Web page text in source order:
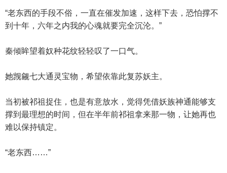
“老东西的手段不俗，一直在催发加速，这样下去，恐怕撑不
到十年，六年之内我的心魂就要完全沉沦。”
秦倾眸望着奴种花纹轻轻叹了一口气。
她觊觎七大通灵宝物，希望依靠此复苏妖主。
当初被祁祖捉住，也是有意放水，觉得凭借妖族神通能够支
撑到最理想的时间，但在半年前祁祖拿来那一物，让她再也
难以保持镇定。
“老东西……”